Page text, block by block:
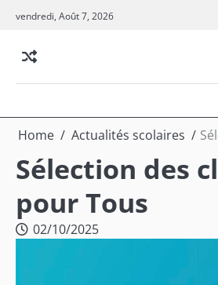
content
vendredi, Août 7, 2026
Home Actualités scolaires
Sélection des
pour Tous
02/10/2025